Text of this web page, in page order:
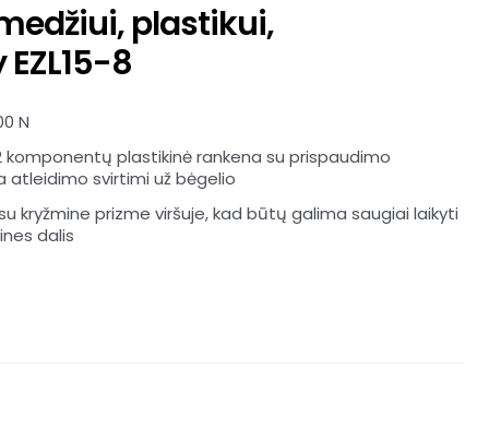
plastikui,
8
N
komponentų plastikinė rankena su prispaudimo
svirtimi už bėgelio
kryžmine prizme viršuje, kad būtų galima saugiai laikyti
dalis